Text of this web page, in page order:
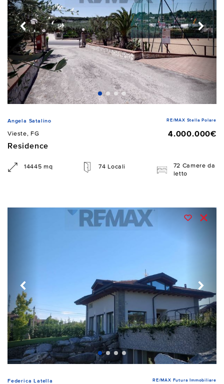
Angela Satalino RE/MAX Stella Polare
Vieste, FG
4.000.000€
Residence
14445 mq 74 Locali
72 Camere da
letto
Federica Latella RE/MAX Futura Immobiliare